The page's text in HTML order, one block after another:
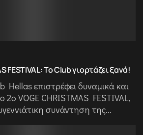
FESTIVAL: Το Club γιορτάζει ξανά!
Hellas επιστρέφει δυναμικά και
2ο VOGE CHRISTMAS FESTIVAL,
συνάντηση της...